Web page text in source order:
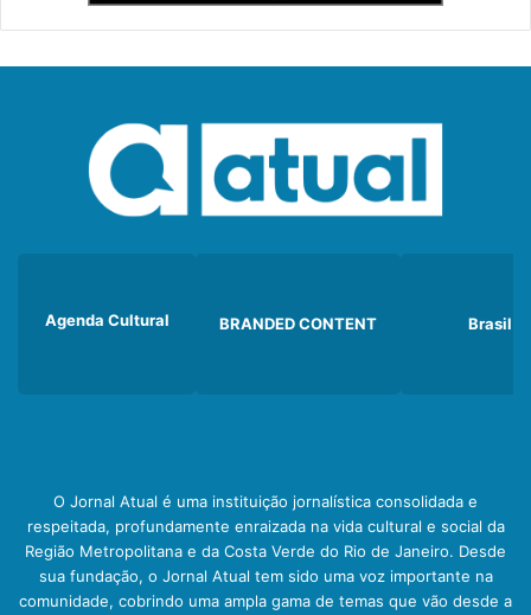
Agenda Cultural BRANDED CONTENT Brasil
O Jornal Atual é uma instituição jornalística consolidada e
respeitada, profundamente enraizada na vida cultural e social da
Região Metropolitana e da Costa Verde do Rio de Janeiro. Desde
sua fundação, o Jornal Atual tem sido uma voz importante na
comunidade, cobrindo uma ampla gama de temas que vão desde a